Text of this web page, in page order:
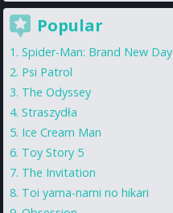
Popular
Spider-Man: Brand New Day
Psi Patrol
The Odyssey
Straszydła
Ice Cream Man
Toy Story 5
The Invitation
Toi yama-nami no hikari